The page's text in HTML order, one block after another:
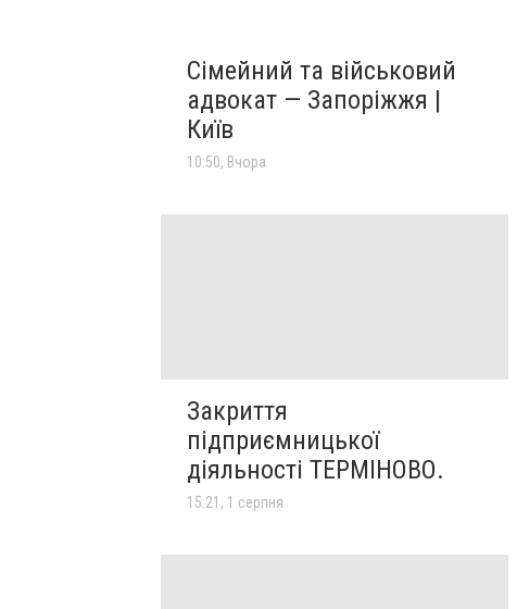
Сімейний та військовий
адвокат — Запоріжжя |
Київ
10:50, Вчора
Закриття
підприємницької
діяльності ТЕРМІНОВО.
15:21, 1 серпня